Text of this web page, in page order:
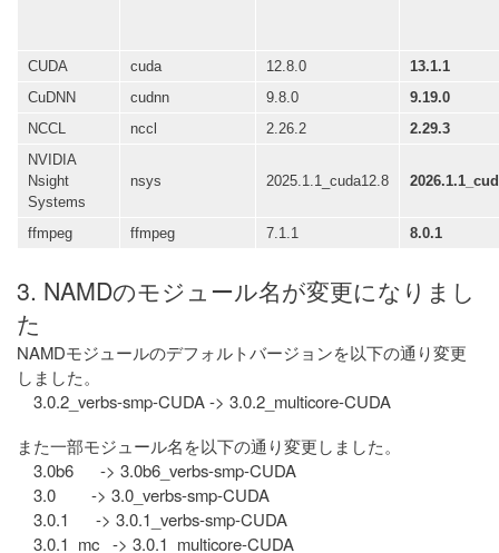
CUDA cuda 12.8.0
13.1.1
CuDNN
cudnn 9.8.0
9.19.0
NCCL
nccl 2.26.2
2.29.3
NVIDIA
Nsight
Systems
nsys 2025.1.1_cuda12.8
ffmpeg ffmpeg 7.1.1 8.0.1
3. NAMDのモジュール名が変更になりまし
た
NAMDモジュールのデフォルトバージョンを以下の通り変更
しました。
3.0.2_verbs-smp-CUDA -> 3.0.2_multicore-CUDA
また一部モジュール名を以下の通り変更しました。
3.0b6 -> 3.0b6_verbs-smp-CUDA
3.0 -> 3.0_verbs-smp-CUDA
3.0.1 -> 3.0.1_verbs-smp-CUDA
3.0.1_mc -> 3.0.1_multicore-CUDA